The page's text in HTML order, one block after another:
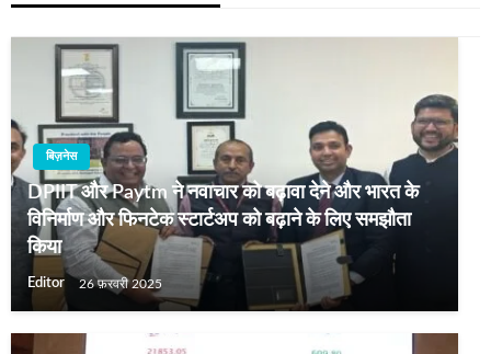
बिज़नेस
DPIIT और Paytm ने नवाचार को बढ़ावा देने और भारत के
विनिर्माण और फिनटेक स्टार्टअप को बढ़ाने के लिए समझौता
किया
Editor 26 फ़रवरी 2025